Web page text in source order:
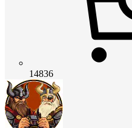
14836